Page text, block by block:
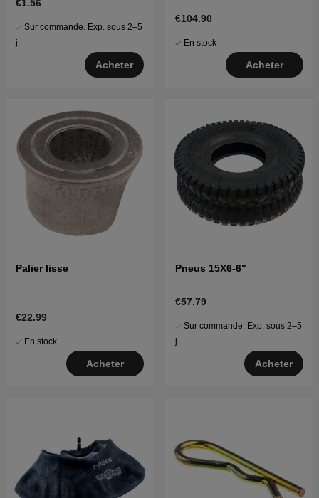
€1.56
Sur commande. Exp. sous 2–5
j
Acheter
€104.90
En stock
Acheter
Palier lisse
€22.99
En stock
Acheter
Pneus 15X6-6"
€57.79
Sur commande. Exp. sous 2–5
j
Acheter